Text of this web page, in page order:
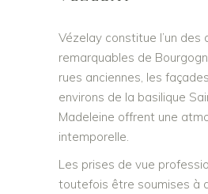
Vézelay constitue l’un des
remarquables de
rues anciennes, les
environs de la basilique
Madeleine offrent une
intemporelle.
Les prises de vue
toutefois être soumises à